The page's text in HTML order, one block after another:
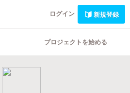
ログイン 新規登録
プロジェクトを始める